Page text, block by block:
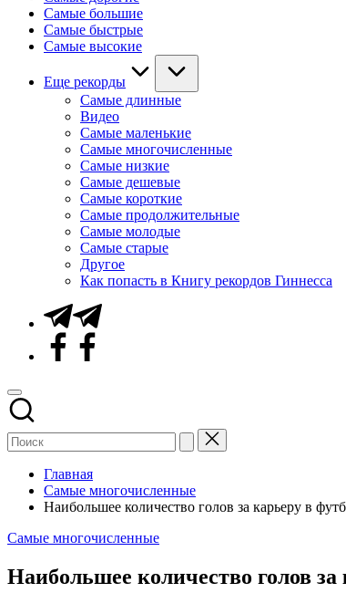
Самые большие
Самые быстрые
Самые высокие
Еще рекорды
Самые длинные
Видео
Самые маленькие
Самые многочисленные
Самые низкие
Самые дешевые
Самые короткие
Самые продолжительные
Самые молодые
Самые старые
Другое
Как попасть в Книгу рекордов Гиннесса
Telegram
Facebook
Главная
Самые многочисленные
Наибольшее количество голов за карьеру в
Опубликовано
Самые многочисленные
Наибольшее количество голов за